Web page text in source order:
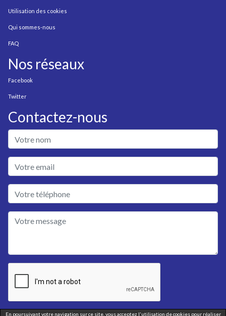
Utilisation des cookies
Qui sommes-nous
FAQ
Nos réseaux
Facebook
Twitter
Contactez-nous
En poursuivant votre navigation sur ce site, vous acceptez l'utilisation de cookies pour réaliser